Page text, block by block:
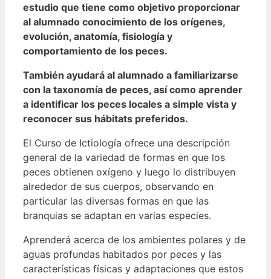
estudio que tiene como objetivo proporcionar
al alumnado conocimiento de los orígenes,
evolución, anatomía, fisiología y
comportamiento de los peces.
También ayudará al alumnado a familiarizarse
con la taxonomía de peces, así como aprender
a identificar los peces locales a simple vista y
reconocer sus hábitats preferidos.
El Curso de Ictiología ofrece una descripción
general de la variedad de formas en que los
peces obtienen oxígeno y luego lo distribuyen
alrededor de sus cuerpos, observando en
particular las diversas formas en que las
branquias se adaptan en varias especies.
Aprenderá acerca de los ambientes polares y de
aguas profundas habitados por peces y las
características físicas y adaptaciones que estos